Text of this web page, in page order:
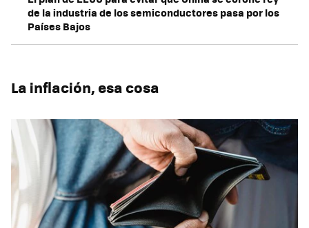
de la industria de los semiconductores pasa por los
Países Bajos
La inflación, esa cosa